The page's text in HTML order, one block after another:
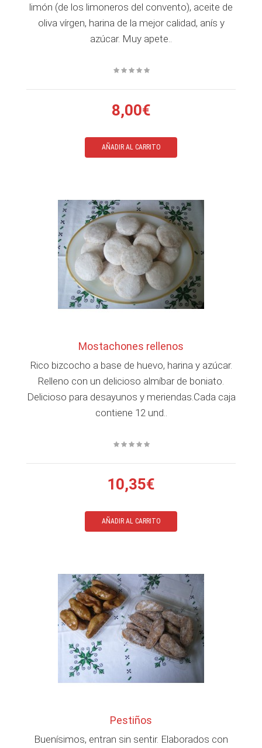
limón (de los limoneros del convento), aceite de
oliva vírgen, harina de la mejor calidad, anís y
azúcar. Muy apete..
8,00€
AÑADIR AL CARRITO
Mostachones rellenos
Rico bizcocho a base de huevo, harina y azúcar.
Relleno con un delicioso almíbar de boniato.
Delicioso para desayunos y meriendas.Cada caja
contiene 12 und..
10,35€
AÑADIR AL CARRITO
Pestiños
Buenísimos, entran sin sentir. Elaborados con